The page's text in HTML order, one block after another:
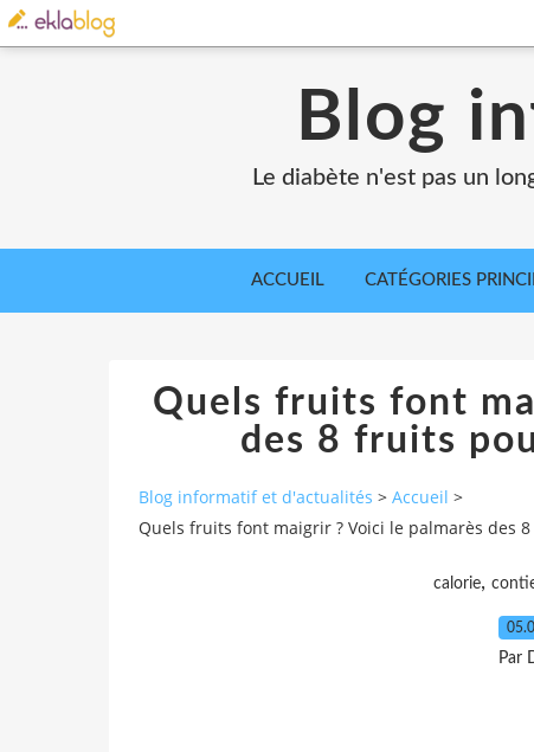
Blog
Le diabète n'est pas un
ACCUEIL CATÉGORIES
Quels fruits font
des 8 fruits
Blog informatif et d'actualités > Accueil >
Quels fruits font maigrir ? Voici le palmarès des
calorie,
Par